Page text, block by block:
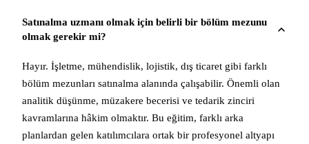
Satınalma uzmanı olmak için belirli bir bölüm mezunu
olmak gerekir mi?
Hayır. İşletme, mühendislik, lojistik, dış ticaret gibi farklı
bölüm mezunları satınalma alanında çalışabilir. Önemli olan
analitik düşünme, müzakere becerisi ve tedarik zinciri
kavramlarına hâkim olmaktır. Bu eğitim, farklı arka
planlardan gelen katılımcılara ortak bir profesyonel altyapı